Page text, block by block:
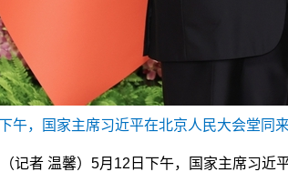
午，国家主席习近平在北京人民大会堂同
记者 温馨）5月12日下午，国家主席习近